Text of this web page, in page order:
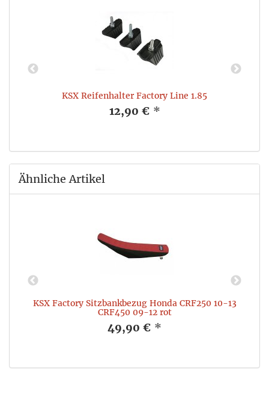
KSX Reifenhalter Factory Line 1.85
12,90 € *
Ähnliche Artikel
KSX Factory Sitzbankbezug Honda CRF250 10-13
CRF450 09-12 rot
49,90 € *